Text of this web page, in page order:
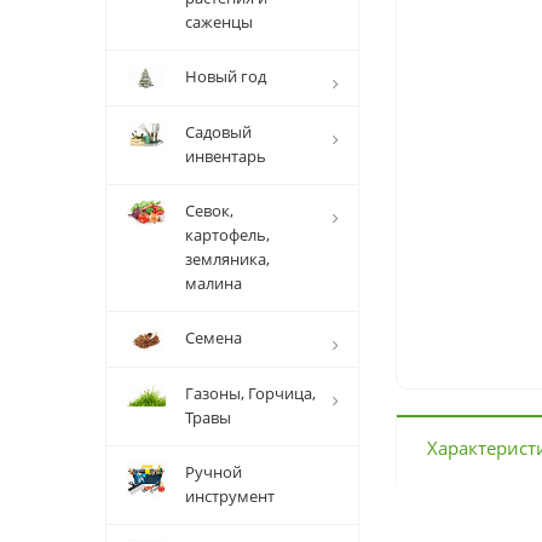
саженцы
Новый год
Садовый
инвентарь
Севок,
картофель,
земляника,
малина
Семена
Газоны, Горчица,
Травы
Ручной
инструмент